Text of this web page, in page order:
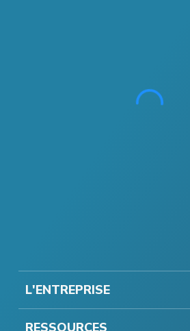
L'ENTREPRISE
RESSOURCES